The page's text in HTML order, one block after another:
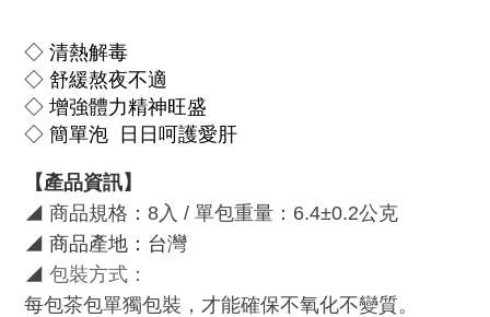
◇ 清熱解毒
◇ 舒緩熬夜不適
◇ 增強體力精神旺盛
◇ 簡單泡 日日呵護愛肝
【產品資訊】
◢ 商品規格： 8 入 / 單包重量：6.4±0.2公克
◢ 商品產地：台灣
◢ 包裝方式：
每包茶包單獨包裝，才能確保不氧化不變質。